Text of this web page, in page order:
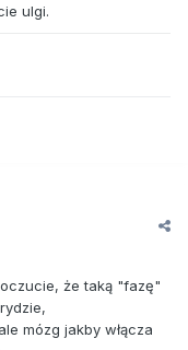
ulgi.
że taką "fazę"
mózg jakby włącza